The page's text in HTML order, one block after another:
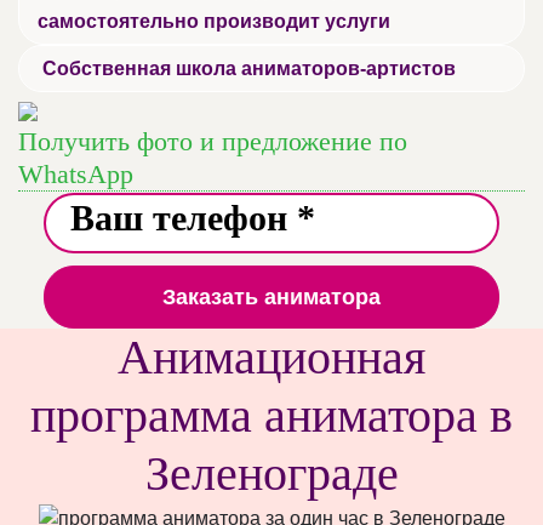
самостоятельно производит услуги
Собственная школа аниматоров-артистов
Получить фото и предложение по
WhatsApp
Заказать аниматора
Анимационная
программа аниматора в
Зеленограде